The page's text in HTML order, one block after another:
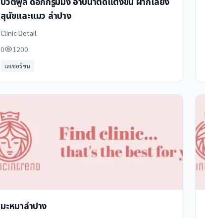
สุนัขและแมว ลำปาง
Clinic Detail
0
1200
เลเซอร์ขน
มะหมาลำปาง